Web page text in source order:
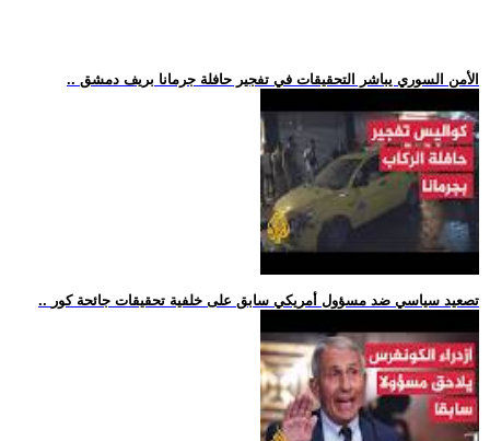
.. الأمن السوري يباشر التحقيقات في تفجير حافلة جرمانا بريف دمشق
.. تصعيد سياسي ضد مسؤول أمريكي سابق على خلفية تحقيقات جائحة كور